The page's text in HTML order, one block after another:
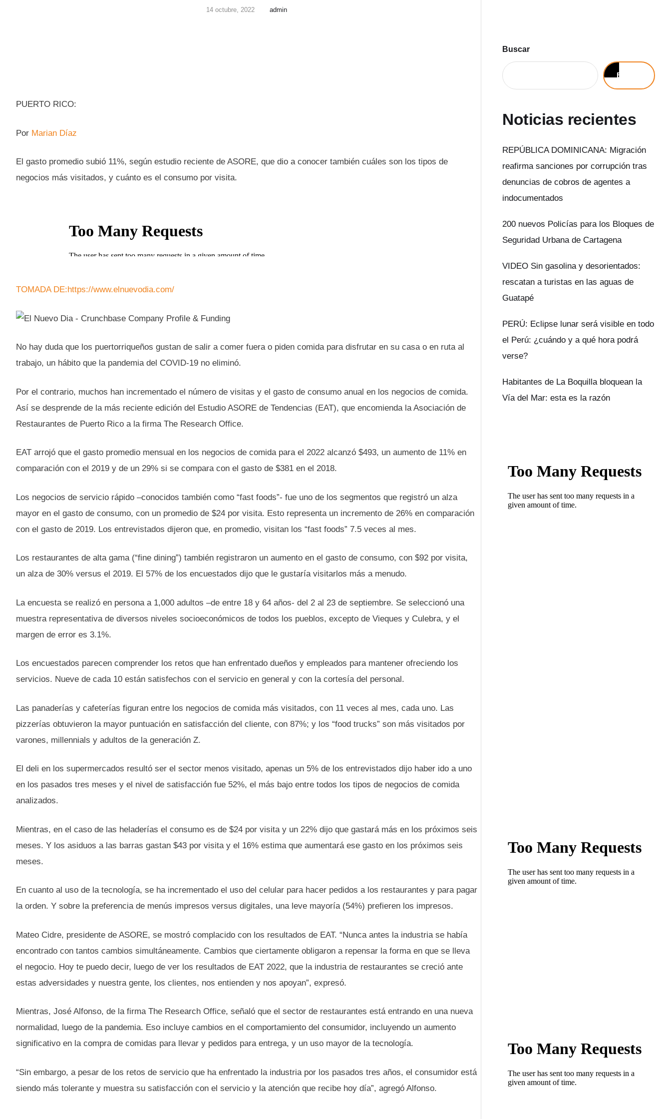
14 octubre, 2022 admin
PUERTO RICO:
Por Marian Díaz
El gasto promedio subió 11%, según estudio reciente de ASORE, que dio a conocer también cuáles son los tipos de
negocios más visitados, y cuánto es el consumo por visita.
TOMADA DE:https://www.elnuevodia.com/
No hay duda que los puertorriqueños gustan de salir a comer fuera o piden comida para disfrutar en su casa o en ruta al
trabajo, un hábito que la pandemia del COVID-19 no eliminó.
Por el contrario, muchos han incrementado el número de visitas y el gasto de consumo anual en los negocios de comida.
Así se desprende de la más reciente edición del Estudio ASORE de Tendencias (EAT), que encomienda la Asociación de
Restaurantes de Puerto Rico a la firma The Research Office.
EAT arrojó que el gasto promedio mensual en los negocios de comida para el 2022 alcanzó $493, un aumento de 11% en
comparación con el 2019 y de un 29% si se compara con el gasto de $381 en el 2018.
Los negocios de servicio rápido –conocidos también como “fast foods”- fue uno de los segmentos que registró un alza
mayor en el gasto de consumo, con un promedio de $24 por visita. Esto representa un incremento de 26% en comparación
con el gasto de 2019. Los entrevistados dijeron que, en promedio, visitan los “fast foods” 7.5 veces al mes.
Los restaurantes de alta gama (“fine dining”) también registraron un aumento en el gasto de consumo, con $92 por visita,
un alza de 30% versus el 2019. El 57% de los encuestados dijo que le gustaría visitarlos más a menudo.
La encuesta se realizó en persona a 1,000 adultos –de entre 18 y 64 años- del 2 al 23 de septiembre. Se seleccionó una
muestra representativa de diversos niveles socioeconómicos de todos los pueblos, excepto de Vieques y Culebra, y el
margen de error es 3.1%.
Los encuestados parecen comprender los retos que han enfrentado dueños y empleados para mantener ofreciendo los
servicios. Nueve de cada 10 están satisfechos con el servicio en general y con la cortesía del personal.
Las panaderías y cafeterías figuran entre los negocios de comida más visitados, con 11 veces al mes, cada uno. Las
pizzerías obtuvieron la mayor puntuación en satisfacción del cliente, con 87%; y los “food trucks” son más visitados por
varones, millennials y adultos de la generación Z.
El deli en los supermercados resultó ser el sector menos visitado, apenas un 5% de los entrevistados dijo haber ido a uno
en los pasados tres meses y el nivel de satisfacción fue 52%, el más bajo entre todos los tipos de negocios de comida
analizados.
Mientras, en el caso de las heladerías el consumo es de $24 por visita y un 22% dijo que gastará más en los próximos seis
meses. Y los asiduos a las barras gastan $43 por visita y el 16% estima que aumentará ese gasto en los próximos seis
meses.
En cuanto al uso de la tecnología, se ha incrementado el uso del celular para hacer pedidos a los restaurantes y para pagar
la orden. Y sobre la preferencia de menús impresos versus digitales, una leve mayoría (54%) prefieren los impresos.
Mateo Cidre, presidente de ASORE, se mostró complacido con los resultados de EAT. “Nunca antes la industria se había
encontrado con tantos cambios simultáneamente. Cambios que ciertamente obligaron a repensar la forma en que se lleva
el negocio. Hoy te puedo decir, luego de ver los resultados de EAT 2022, que la industria de restaurantes se creció ante
estas adversidades y nuestra gente, los clientes, nos entienden y nos apoyan”, expresó.
Mientras, José Alfonso, de la firma The Research Office, señaló que el sector de restaurantes está entrando en una nueva
normalidad, luego de la pandemia. Eso incluye cambios en el comportamiento del consumidor, incluyendo un aumento
significativo en la compra de comidas para llevar y pedidos para entrega, y un uso mayor de la tecnología.
“Sin embargo, a pesar de los retos de servicio que ha enfrentado la industria por los pasados tres años, el consumidor está
siendo más tolerante y muestra su satisfacción con el servicio y la atención que recibe hoy día”, agregó Alfonso.
Buscar
Buscar
Noticias recientes
REPÚBLICA DOMINICANA: Migración
reafirma sanciones por corrupción tras
denuncias de cobros de agentes a
indocumentados
200 nuevos Policías para los Bloques de
Seguridad Urbana de Cartagena
VIDEO Sin gasolina y desorientados:
rescatan a turistas en las aguas de
Guatapé
PERÚ: Eclipse lunar será visible en todo
el Perú: ¿cuándo y a qué hora podrá
verse?
Habitantes de La Boquilla bloquean la
Vía del Mar: esta es la razón